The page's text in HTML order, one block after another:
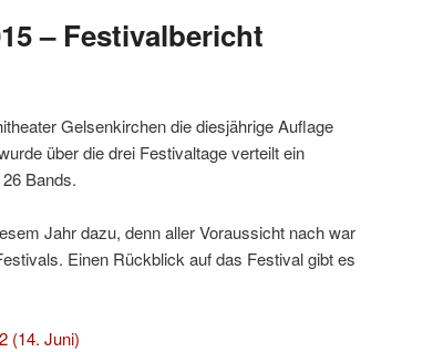
– Festivalbericht
Gelsenkirchen die diesjährige Auflage
über die drei Festivaltage verteilt ein
Bands.
Jahr dazu, denn aller Voraussicht nach war
Einen Rückblick auf das Festival gibt es
(14. Juni)